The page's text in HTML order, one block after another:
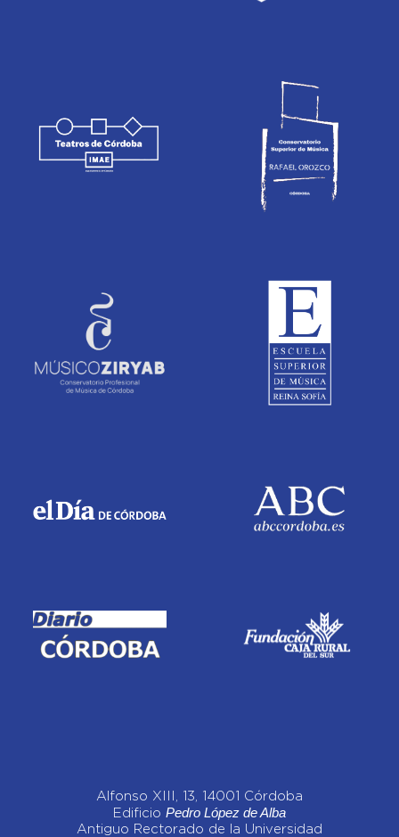
Alfonso XIII, 13, 14001 Córdoba
Edificio Pedro López de Alba
Antiguo Rectorado de la Universidad